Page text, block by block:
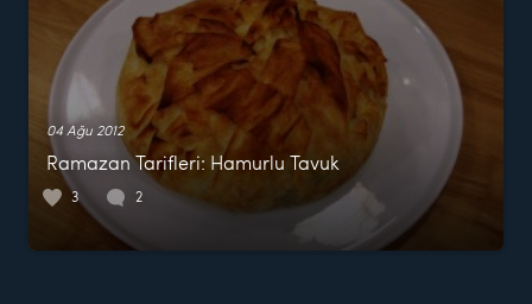
04 Ağu 2012
Ramazan Tarifleri: Hamurlu Tavuk
3 2